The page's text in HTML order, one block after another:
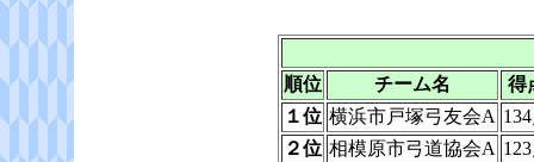
順位 チーム名
得
１位 横浜市戸塚弓友会A
２位 相模原市弓道協会A